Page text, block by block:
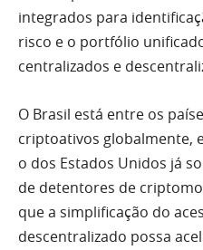
integrados para
risco e o portfólio
centralizados e
O Brasil está entre os
criptoativos globalmente,
o dos Estados Unidos já
de detentores de
que a simplificação do
descentralizado possa